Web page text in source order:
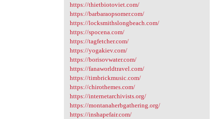
https://thietbiotoviet.com/
https://barbaraopsomer.com/
https://locksmithslongbeach.com/
https://spocena.com/
https://tagfetcher.com/
https://yogakiev.com/
https://borisovwater.com/
https://fanaworldtravel.com/
https://timbrickmusic.com/
https://chirothemes.com/
https://internetarchivists.org/
https://montanaherbgathering.org/
https://inshapefair.com/